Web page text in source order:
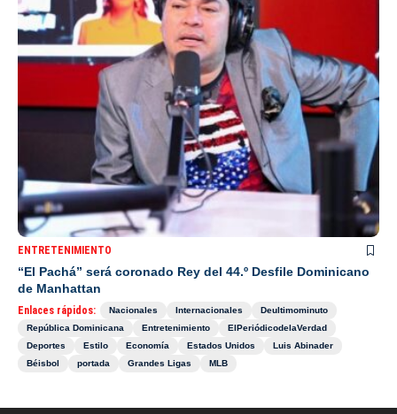
ENTRETENIMIENTO
“El Pachá” será coronado Rey del 44.º Desfile Dominicano
de Manhattan
Enlaces rápidos: Nacionales Internacionales
Deultimominuto
República Dominicana
Entretenimiento
ElPeriódicodelaVerdad
Deportes
Estilo Economía Estados Unidos
Luis Abinader
Béisbol
portada Grandes Ligas MLB